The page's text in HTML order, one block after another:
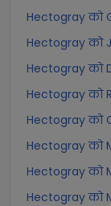
Hectogray को
Hectogray को
Hectogray को
Hectogray को
Hectogray को
Hectogray को
Hectogray को
Hectogray को